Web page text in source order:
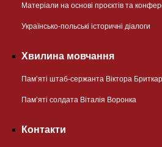
Матеріали на основі проєктів та
Українсько-польські історичні діалоги
Хвилина мовчання
Пам’яті штаб-сержанта Віктора
Пам’яті солдата Віталія Воронка
Контакти